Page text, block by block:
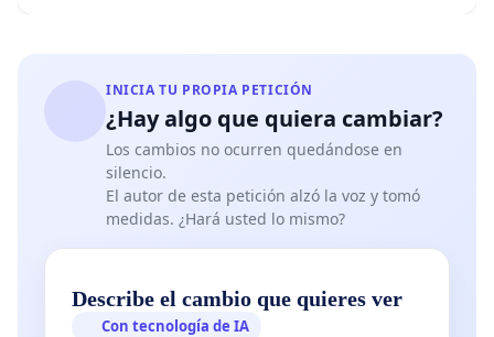
INICIA TU PROPIA PETICIÓN
¿Hay algo que quiera cambiar?
Los cambios no ocurren quedándose en
silencio.
El autor de esta petición alzó la voz y tomó
medidas. ¿Hará usted lo mismo?
Describe el cambio que quieres ver
Con tecnología de IA